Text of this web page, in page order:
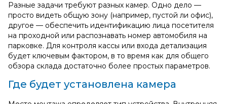
Разные задачи требуют разных камер. Одно дело —
просто видеть общую зону (например, пустой ли офис),
другое — обеспечить идентификацию лица посетителя
на проходной или распознавать номер автомобиля на
парковке. Для контроля кассы или входа детализация
будет ключевым фактором, в то время как для общего
обзора склада достаточно более простых параметров.
Где будет установлена камера